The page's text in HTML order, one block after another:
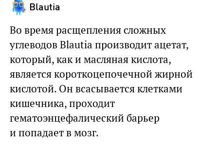
Blautia
Во время расщепления сложных
углеводов Blautia производит ацетат,
который, как и масляная кислота,
является короткоцепочечной жирной
кислотой. Он всасывается клетками
кишечника, проходит
гематоэнцефалический барьер
и попадает в мозг.